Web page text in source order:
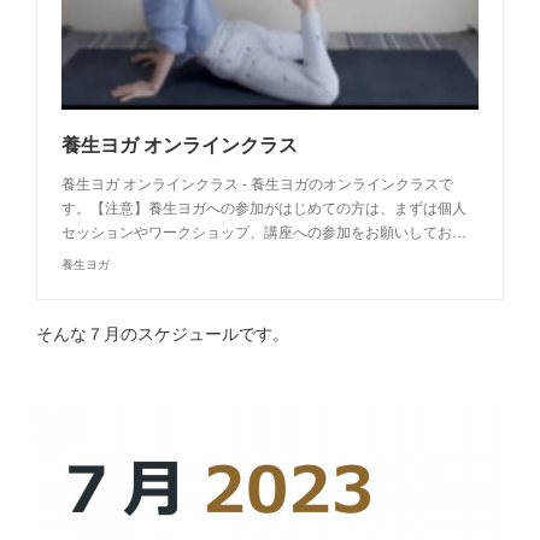
養生ヨガ オンラインクラス
養生ヨガ オンラインクラス - 養生ヨガのオンラインクラスで
す。【注意】養生ヨガへの参加がはじめての方は、まずは個人
セッションやワークショップ、講座への参加をお願いしてお…
養生ヨガ
そんな７月のスケジュールです。